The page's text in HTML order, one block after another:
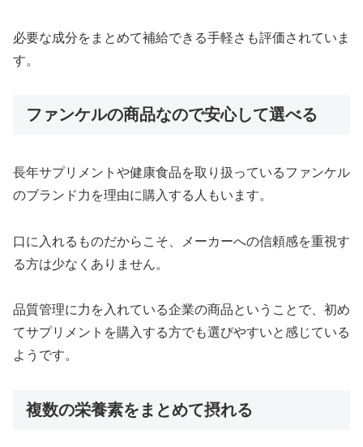
必要な成分をまとめて補給できる手軽さも評価されていま
す。
ファンケルの商品なので安心して選べる
長年サプリメントや健康食品を取り扱っているファンケル
のブランド力を理由に購入する人もいます。
口に入れるものだからこそ、メーカーへの信頼感を重視す
る方は少なくありません。
品質管理に力を入れている企業の商品ということで、初め
てサプリメントを購入する方でも選びやすいと感じている
ようです。
複数の栄養素をまとめて摂れる